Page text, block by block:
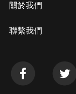
關於我們
聯繫我們